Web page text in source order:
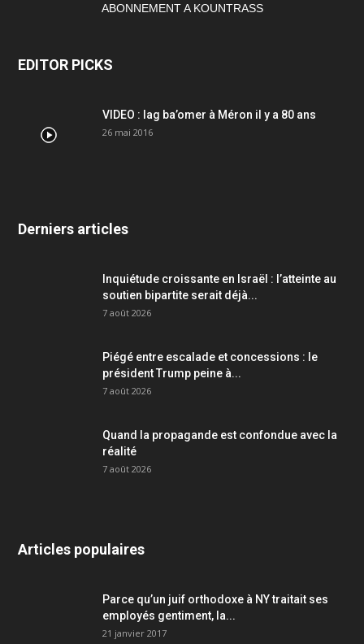
ABONNEMENT A KOUNTRASS
EDITOR PICKS
VIDEO : lag ba’omer à Méron il y a 80 ans
26 mai 2016
Derniers articles
Inquiétude croissante en Israël : l’atteinte au
soutien bipartite serait déjà...
7 août 2026
Piégé entre escalade et concessions : le
président Trump peine à...
7 août 2026
Quand la propagande est confondue avec la
réalité
7 août 2026
Articles populaires
Parce qu’un juif orthodoxe à NY traitait ses
employés gentiment, la...
21 janvier 2017